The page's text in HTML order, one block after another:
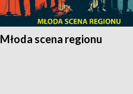
Młoda scena regionu